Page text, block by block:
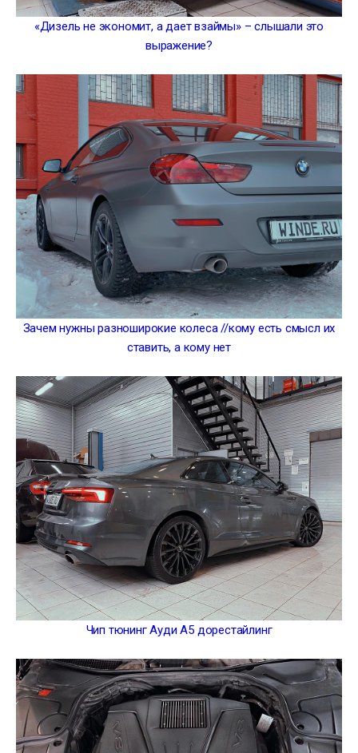
«Дизель не экономит, а дает взаймы» – слышали это
выражение?
Зачем нужны разноширокие колеса //кому есть смысл их
ставить, а кому нет
Чип тюнинг Ауди А5 дорестайлинг